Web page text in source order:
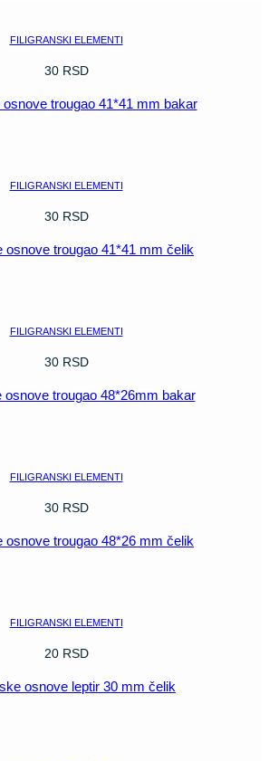
FILIGRANSKI ELEMENTI
30 RSD
osnove trougao 41*41 mm bakar
FILIGRANSKI ELEMENTI
30 RSD
osnove trougao 41*41 mm čelik
FILIGRANSKI ELEMENTI
30 RSD
osnove trougao 48*26mm bakar
FILIGRANSKI ELEMENTI
30 RSD
osnove trougao 48*26 mm čelik
FILIGRANSKI ELEMENTI
20 RSD
osnove leptir 30 mm čelik